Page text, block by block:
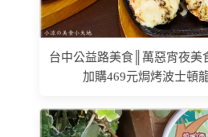
台中公益路美食║萬惡宵夜美
加購469元焗烤波士頓